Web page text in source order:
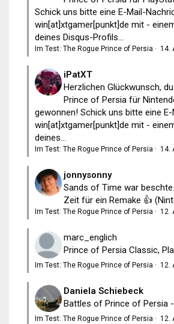
Schick uns bitte eine E-Mail-
win[at]xtgamer[punkt]de mit -
deines Disqus-Profils...
Im Test: The Rogue Prince of Persia · 14.
iPatXT
Herzlichen Glückwunsch,
Prince of Persia für
gewonnen! Schick uns bitte eine
win[at]xtgamer[punkt]de mit -
deines...
Im Test: The Rogue Prince of Persia · 14.
jonnysonny
Sands of Time war
Zeit für ein Remake 👍
Im Test: The Rogue Prince of Persia · 12.
marc_englich
Prince of Persia Classic,
Im Test: The Rogue Prince of Persia · 12.
Daniela Schiebeck
Battles of Prince of Persia
Im Test: The Rogue Prince of Persia · 12.